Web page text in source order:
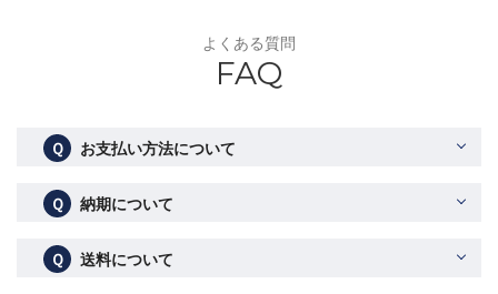
よくある質問
FAQ
Ｑ お支払い方法について
Ｑ 納期について
Ｑ 送料について